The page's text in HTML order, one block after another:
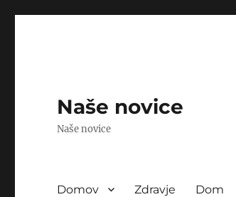
Naše novice
Naše novice
Domov Zdravje Dom